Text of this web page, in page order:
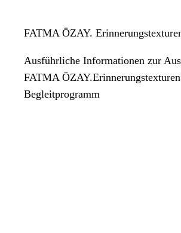
FATMA ÖZAY.
Ausführliche Informationen zur
FATMA
Begleitprogramm